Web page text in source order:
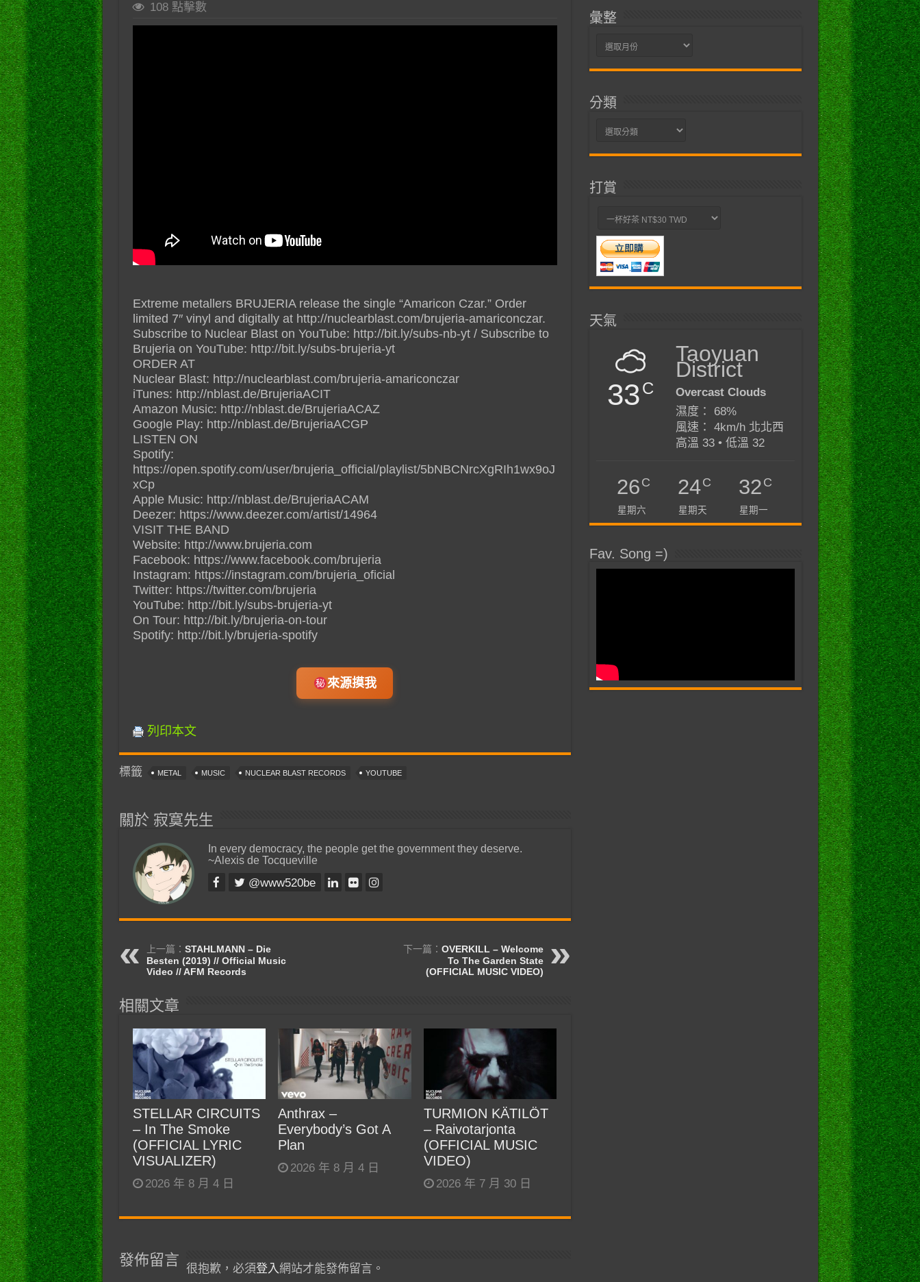
108 點擊數
Extreme metallers BRUJERIA release the single “Amaricon Czar.” Order
limited 7″ vinyl and digitally at http://nuclearblast.com/brujeria-amariconczar.
Subscribe to Nuclear Blast on YouTube: http://bit.ly/subs-nb-yt / Subscribe to
Brujeria on YouTube: http://bit.ly/subs-brujeria-yt
ORDER AT
Nuclear Blast: http://nuclearblast.com/brujeria-amariconczar
iTunes: http://nblast.de/BrujeriaACIT
Amazon Music: http://nblast.de/BrujeriaACAZ
Google Play: http://nblast.de/BrujeriaACGP
LISTEN ON
Spotify:
https://open.spotify.com/user/brujeria_official/playlist/5bNBCNrcXgRIh1wx9oJ
xCp
Apple Music: http://nblast.de/BrujeriaACAM
Deezer: https://www.deezer.com/artist/14964
VISIT THE BAND
Website: http://www.brujeria.com
Facebook: https://www.facebook.com/brujeria
Instagram: https://instagram.com/brujeria_oficial
Twitter: https://twitter.com/brujeria
YouTube: http://bit.ly/subs-brujeria-yt
On Tour: http://bit.ly/brujeria-on-tour
Spotify: http://bit.ly/brujeria-spotify
來源摸我
列印本文
標籤 METAL MUSIC NUCLEAR BLAST RECORDS YOUTUBE
關於 寂寞先生
In every democracy, the people get the government they deserve.
~Alexis de Tocqueville
@www520be
上一篇： STAHLMANN – Die
Besten (2019) // Official Music
Video // AFM Records
下一篇： OVERKILL – Welcome
To The Garden State
(OFFICIAL MUSIC VIDEO)
相關文章
STELLAR CIRCUITS
– In The Smoke
(OFFICIAL LYRIC
VISUALIZER)
2026 年 8 月 4 日
Anthrax –
Everybody’s Got A
Plan
2026 年 8 月 4 日
TURMION KÄTILÖT
– Raivotarjonta
(OFFICIAL MUSIC
VIDEO)
2026 年 7 月 30 日
發佈留言
很抱歉，必須登入網站才能發佈留言。
彙整
彙
分類
分
打賞
天氣
33C
Taoyuan
District
Overcast Clouds
濕度： 68%
風速： 4km/h 北北西
高溫 33 • 低溫 32
26C
星期六
24C
星期天
32C
星期一
Fav. Song =)